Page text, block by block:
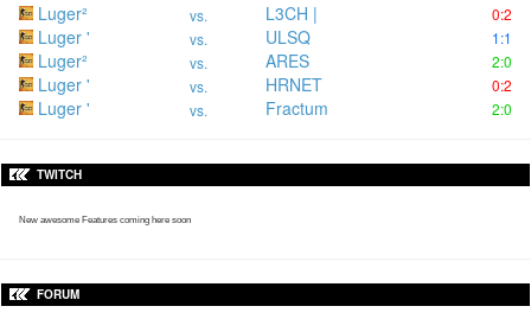
Luger² vs. L3CH | 0:2
Luger ' vs. ULSQ 1:1
Luger² vs. ARES 2:0
Luger ' vs. HRNET 0:2
Luger ' vs. Fractum 2:0
TWITCH
New awesome Features coming here soon
FORUM